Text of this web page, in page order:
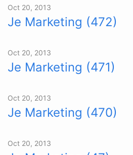
Oct 20, 2013
Je Marketing (472)
Oct 20, 2013
Je Marketing (471)
Oct 20, 2013
Je Marketing (470)
Oct 20, 2013